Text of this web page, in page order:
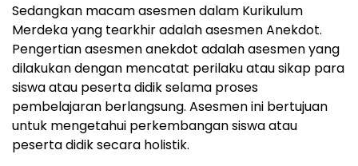
Sedangkan macam asesmen dalam Kurikulum
Merdeka yang tearkhir adalah asesmen Anekdot.
Pengertian asesmen anekdot adalah asesmen yang
dilakukan dengan mencatat perilaku atau sikap para
siswa atau peserta didik selama proses
pembelajaran berlangsung. Asesmen ini bertujuan
untuk mengetahui perkembangan siswa atau
peserta didik secara holistik.